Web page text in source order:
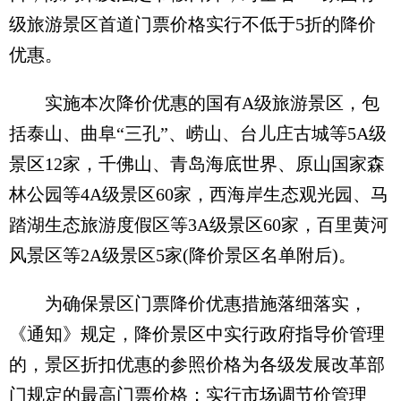
级旅游景区首道门票价格实行不低于5折的降价
优惠。
实施本次降价优惠的国有A级旅游景区，包
括泰山、曲阜“三孔”、崂山、台儿庄古城等5A级
景区12家，千佛山、青岛海底世界、原山国家森
林公园等4A级景区60家，西海岸生态观光园、马
踏湖生态旅游度假区等3A级景区60家，百里黄河
风景区等2A级景区5家(降价景区名单附后)。
为确保景区门票降价优惠措施落细落实，
《通知》规定，降价景区中实行政府指导价管理
的，景区折扣优惠的参照价格为各级发展改革部
门规定的最高门票价格；实行市场调节价管理